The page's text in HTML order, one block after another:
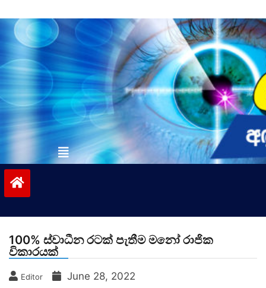
to
contentvinivida.lk
100% ස්වාධීන රටක් පැතීම මනෝ රාජික
විකාරයක්
Editor June 28, 2022